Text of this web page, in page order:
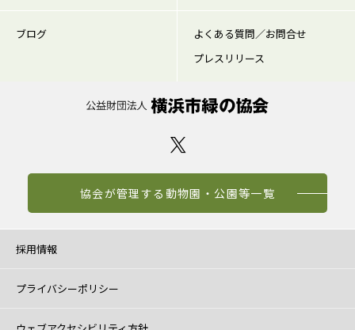
ブログ
よくある質問／お問合せ
プレスリリース
協会が管理する動物園・公園等一覧
採用情報
プライバシーポリシー